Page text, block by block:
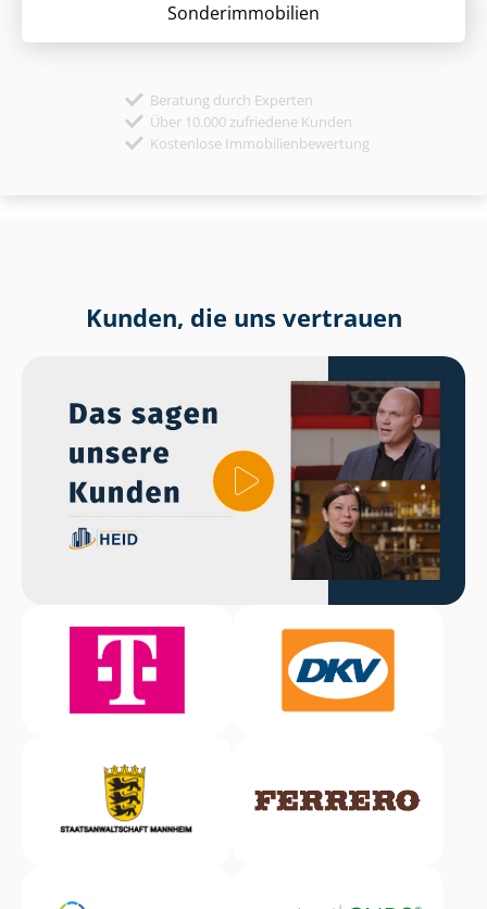
Sonder­immobilien
Beratung durch Experten
Über 10.000 zufriedene Kunden
Kostenlose Immobilienbewertung
Kunden, die uns vertrauen